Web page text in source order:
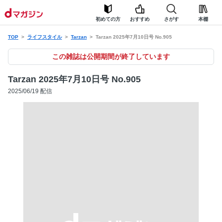
初めての方 おすすめ さがす 本棚
TOP ライフスタイル Tarzan Tarzan 2025年7月10日号 No.905
この雑誌は公開期間が終了しています
Tarzan 2025年7月10日号 No.905
2025/06/19 配信